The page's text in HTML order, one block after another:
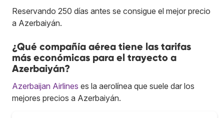
Reservando 250 días antes se consigue el mejor precio
a Azerbaiyán.
¿Qué compañía aérea tiene las tarifas
más económicas para el trayecto a
Azerbaiyán?
Azerbaijan Airlines es la aerolínea que suele dar los
mejores precios a Azerbaiyán.